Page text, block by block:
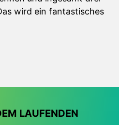
wird ein fantastisches
LAUFENDEN